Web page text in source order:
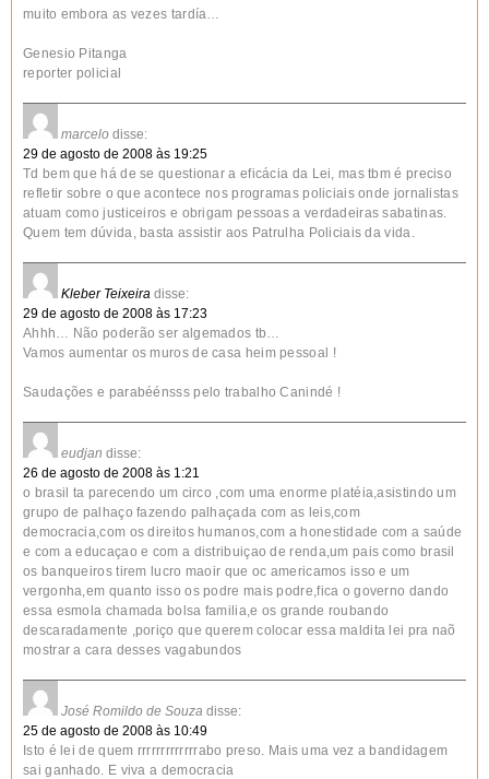
muito embora as vezes tardía…
Genesio Pitanga
reporter policial
marcelo disse:
29 de agosto de 2008 às 19:25
Td bem que há de se questionar a eficácia da Lei, mas tbm é preciso
refletir sobre o que acontece nos programas policiais onde jornalistas
atuam como justiceiros e obrigam pessoas a verdadeiras sabatinas.
Quem tem dúvida, basta assistir aos Patrulha Policiais da vida.
Kleber Teixeira disse:
29 de agosto de 2008 às 17:23
Ahhh… Não poderão ser algemados tb…
Vamos aumentar os muros de casa heim pessoal !
Saudações e parabéénsss pelo trabalho Canindé !
eudjan disse:
26 de agosto de 2008 às 1:21
o brasil ta parecendo um circo ,com uma enorme platéia,asistindo um
grupo de palhaço fazendo palhaçada com as leis,com
democracia,com os direitos humanos,com a honestidade com a saúde
e com a educaçao e com a distribuiçao de renda,um pais como brasil
os banqueiros tirem lucro maoir que oc americamos isso e um
vergonha,em quanto isso os podre mais podre,fica o governo dando
essa esmola chamada bolsa familia,e os grande roubando
descaradamente ,poriço que querem colocar essa maldita lei pra naõ
mostrar a cara desses vagabundos
José Romildo de Souza disse:
25 de agosto de 2008 às 10:49
Isto é lei de quem rrrrrrrrrrrrrabo preso. Mais uma vez a bandidagem
sai ganhado. E viva a democracia